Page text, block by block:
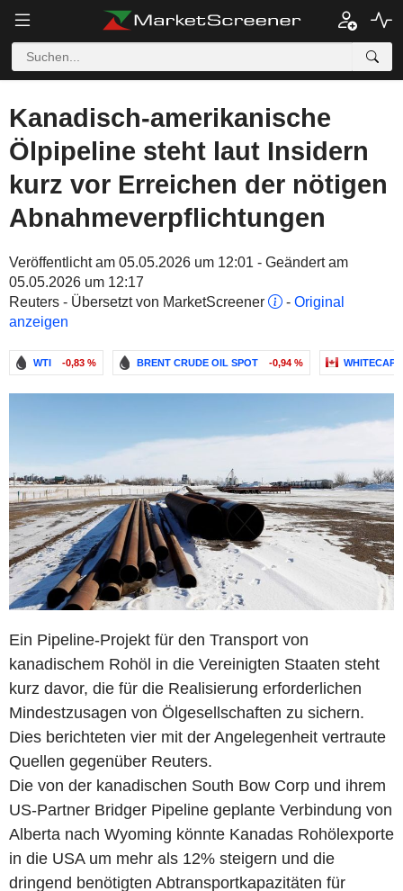
Kanadisch-amerikanische
Ölpipeline steht laut Insidern
kurz vor Erreichen der nötigen
Abnahmeverpflichtungen
Veröffentlicht am 05.05.2026 um 12:01 - Geändert am
05.05.2026 um 12:17
Reuters - Übersetzt von MarketScreener
- Original
anzeigen
WTI -0,83 % BRENT CRUDE OIL SPOT -0,94 % WHITECAP
Ein Pipeline-Projekt für den Transport von
kanadischem Rohöl in die Vereinigten Staaten steht
kurz davor, die für die Realisierung erforderlichen
Mindestzusagen von Ölgesellschaften zu sichern.
Dies berichteten vier mit der Angelegenheit vertraute
Quellen gegenüber Reuters.
Die von der kanadischen South Bow Corp und ihrem
US-Partner Bridger Pipeline geplante Verbindung von
Alberta nach Wyoming könnte Kanadas Rohölexporte
in die USA um mehr als 12% steigern und die
dringend benötigten Abtransportkapazitäten für